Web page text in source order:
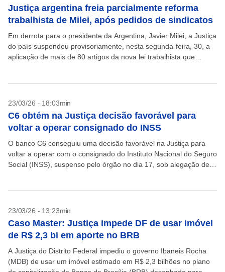
Justiça argentina freia parcialmente reforma
trabalhista de Milei, após pedidos de sindicatos
Em derrota para o presidente da Argentina, Javier Milei, a Justiça
do país suspendeu provisoriamente, nesta segunda-feira, 30, a
aplicação de mais de 80 artigos da nova lei trabalhista que
23/03/26 - 18:03min
C6 obtém na Justiça decisão favorável para
voltar a operar consignado do INSS
O banco C6 conseguiu uma decisão favorável na Justiça para
voltar a operar com o consignado do Instituto Nacional do Seguro
Social (INSS), suspenso pelo órgão no dia 17, sob alegação de
23/03/26 - 13:23min
Caso Master: Justiça impede DF de usar imóvel
de R$ 2,3 bi em aporte no BRB
A Justiça do Distrito Federal impediu o governo Ibaneis Rocha
(MDB) de usar um imóvel estimado em R$ 2,3 bilhões no plano